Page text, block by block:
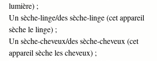
lumière) ;
Un sèche-linge/des sèche-linge (cet appareil
sèche le linge) ;
Un sèche-cheveux/des sèche-cheveux (cet
appareil sèche les cheveux) ;